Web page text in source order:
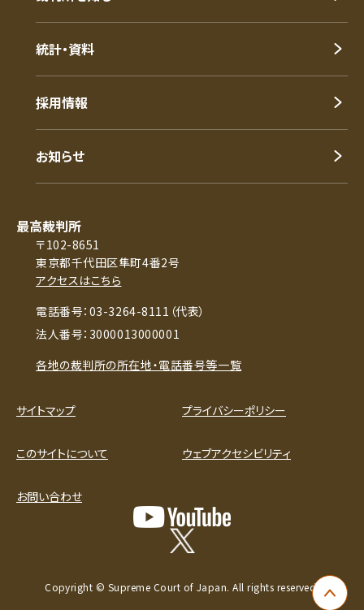
ペー
統計・資料
採用情報
お知らせ
最高裁判所
〒102-8651
東京都千代田区隼町4番2号
アクセスはこちら
電話番号：03-3264-8111（代表）
法人番号：3000013000001
各地の裁判所の所在地・電話番号等一覧
サイトマップ プライバシーポリシー
このサイトについて ウェブアクセシビリティ
お問い合わせ
Copyright © Supreme Court of Japan. All rights reserved.